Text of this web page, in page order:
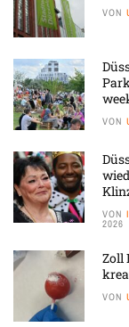
VON
VON
VON
2026
Zoll
VON